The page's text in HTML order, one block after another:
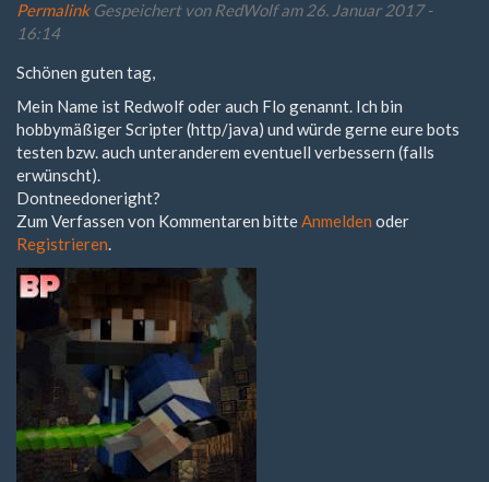
Permalink Gespeichert von RedWolfam 26. Januar 2017 -
16:14
Schönen guten tag,
Mein Name ist Redwolf oder auch Flo genannt. Ich bin
hobbymäßiger Scripter (http/java) und würde gerne eure bots
testen bzw. auch unteranderem eventuell verbessern (falls
erwünscht).
Dontneedoneright?
Zum Verfassen von Kommentaren bitteAnmelden oder
Registrieren.